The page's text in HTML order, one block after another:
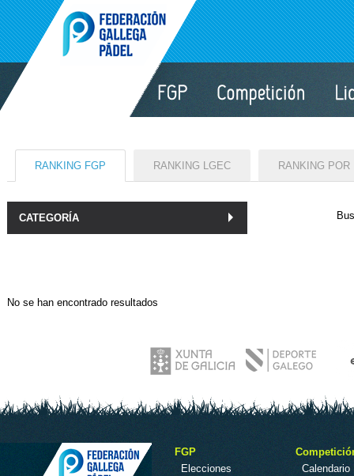
RANKING FGP RANKING LGEC RANKING POR
CATEGORÍA
No se han encontrado resultados
FGP
Elecciones
Calendario